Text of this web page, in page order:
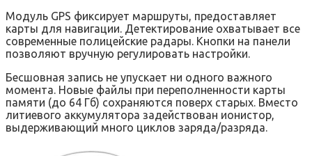
Модуль GPS фиксирует маршруты, предоставляет
карты для навигации. Детектирование охватывает все
современные полицейские радары. Кнопки на панели
позволяют вручную регулировать настройки.
Бесшовная запись не упускает ни одного важного
момента. Новые файлы при переполненности карты
памяти (до 64 Гб) сохраняются поверх старых. Вместо
литиевого аккумулятора задействован ионистор,
выдерживающий много циклов заряда/разряда.